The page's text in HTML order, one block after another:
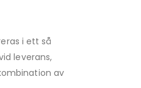
i ett så
leverans,
av